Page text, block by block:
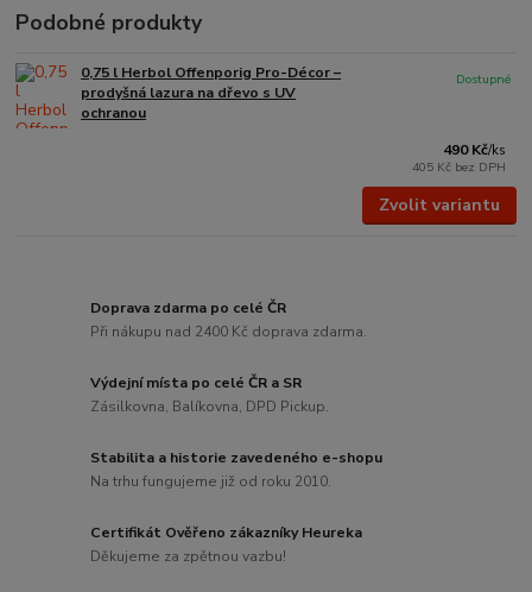
Podobné produkty
0,75 l Herbol Offenporig Pro-Décor –
prodyšná lazura na dřevo s UV
ochranou
490 Kč/ks
405 Kč bez DPH
Dostupné
Zvolit variantu
Doprava zdarma po celé ČR
Při nákupu nad 2400 Kč doprava zdarma.
Výdejní místa po celé ČR a SR
Zásilkovna, Balíkovna, DPD Pickup.
Stabilita a historie zavedeného e-shopu
Na trhu fungujeme již od roku 2010.
Certifikát Ověřeno zákazníky Heureka
Děkujeme za zpětnou vazbu!